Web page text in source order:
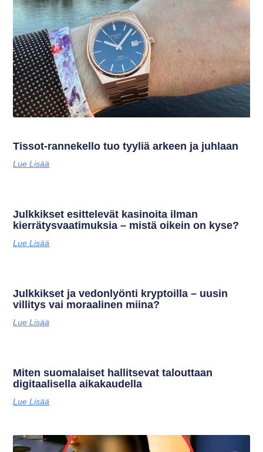
Tissot-rannekello tuo tyyliä arkeen ja juhlaan
Lue Lisää
Julkkikset esittelevät kasinoita ilman
kierrätysvaatimuksia – mistä oikein on kyse?
Lue Lisää
Julkkikset ja vedonlyönti kryptoilla – uusin
villitys vai moraalinen miina?
Lue Lisää
Miten suomalaiset hallitsevat talouttaan
digitaalisella aikakaudella
Lue Lisää